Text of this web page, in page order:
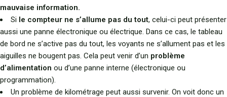
mauvaise information.
Si le compteur ne s’allume pas du tout, celui-ci peut présenter
aussi une panne électronique ou électrique. Dans ce cas, le tableau
de bord ne s’active pas du tout, les voyants ne s’allument pas et les
aiguilles ne bougent pas. Cela peut venir d’un problème
d’alimentation ou d’une panne interne (électronique ou
programmation).
Un problème de kilométrage peut aussi survenir. On voit donc un